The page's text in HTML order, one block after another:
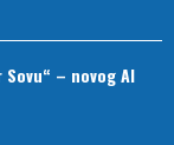
– novog AI